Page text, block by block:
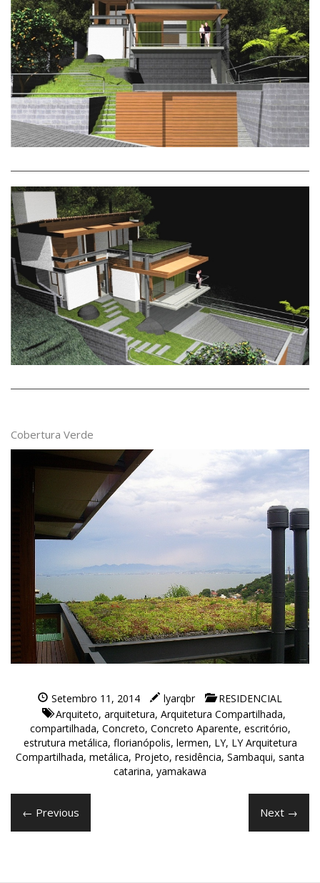
Cobertura Verde
Setembro 11, 2014 lyarqbr
RESIDENCIAL
Arquiteto, arquitetura, Arquitetura Compartilhada,
compartilhada, Concreto, Concreto Aparente, escritório,
estrutura metálica, florianópolis, lermen, LY, LY Arquitetura
Compartilhada, metálica, Projeto, residência, Sambaqui, santa
catarina, yamakawa
← Previous Next →